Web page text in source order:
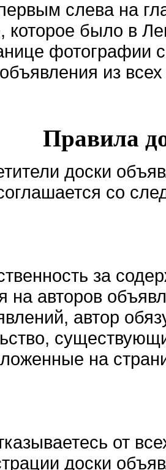
слева на
которое было в
фотографии
из всех
Правила
доски
со
за
на авторов
автор
на
от
доски